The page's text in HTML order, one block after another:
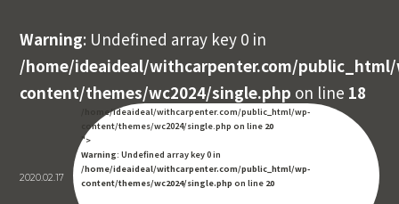
Warning: Undefined array key 0 in
/home/ideaideal/withcarpenter.com/
content/themes/wc2024/single.php on line 18
2020.02.17
/home/ideaideal/withcarpenter.com/public_html/wp-
content/themes/wc2024/single.php on line 20
">
Warning: Undefined array key 0 in
/home/ideaideal/withcarpenter.com/public_html/wp-
content/themes/wc2024/single.php on line 20